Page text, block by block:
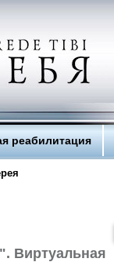
реабилитация
Виртуальная